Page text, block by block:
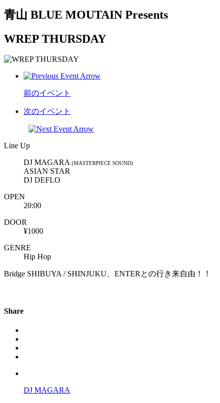
青山 BLUE MOUTAIN Presents
WREP THURSDAY
前のイベント
次のイベント
Line Up
DJ MAGARA (MASTERPIECE SOUND)
ASIAN STAR
DJ DEFLO
OPEN
20:00
DOOR
¥1000
GENRE
Hip Hop
Bridge SHIBUYA / SHINJUKU、ENTERとの行き来自由！！
Share
DJ MAGARA